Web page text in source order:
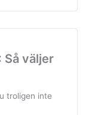
Så väljer
troligen inte